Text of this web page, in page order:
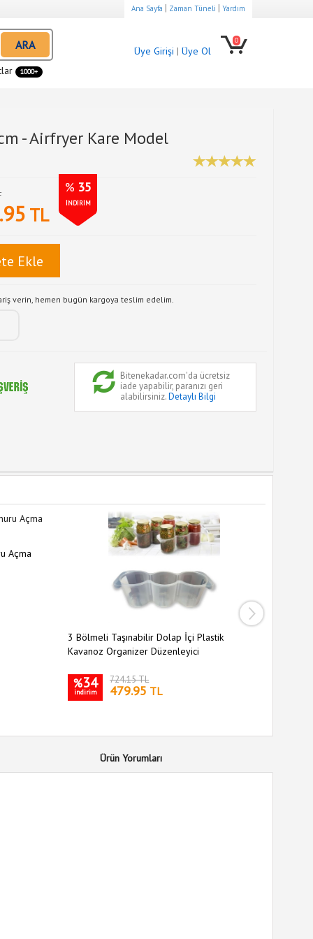
Ana Sayfa | Zaman Tüneli | Yardım
ARA
1000+
Üye Girişi | Üye Ol
0
- Airfryer Kare Model
% 35
İNDİRİM
TL
Ekle
verin, hemen bugün kargoya teslim edelim.
Bitenekadar.com'da ücretsiz
iade yapabilir, paranızı geri
alabilirsiniz.Detaylı Bilgi
Açma
3 Bölmeli Taşınabilir Dolap İçi Plastik
Kavanoz Organizer Düzenleyici
%34
indirim
724.15 TL
479.95 TL
Ürün Yorumları